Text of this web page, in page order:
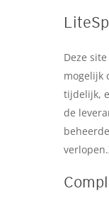
Deze
mogelijk
tijdelijk,
de